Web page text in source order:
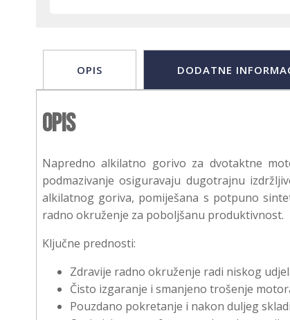
OPIS DODATNE
Opis
Napredno alkilatno gorivo za dvotaktne
podmazivanje osiguravaju dugotrajnu
alkilatnog goriva, pomiješana s potpuno
radno okruženje za poboljšanu produktivnost.
Ključne prednosti:
Zdravije radno okruženje radi niskog
Čisto izgaranje i smanjeno trošenje
Pouzdano pokretanje i nakon duljeg